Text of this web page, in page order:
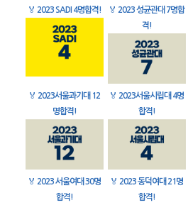
🏅 2023 SADI 4명합격! 🏅 2023 성균관대 7명합
격!
🏅 2023서울과기대 12
명합격!
🏅 2023서울시립대 4명
합격!
🏅 2023 서울여대 30명
합격!
🏅 2023 동덕여대 21명
합격!